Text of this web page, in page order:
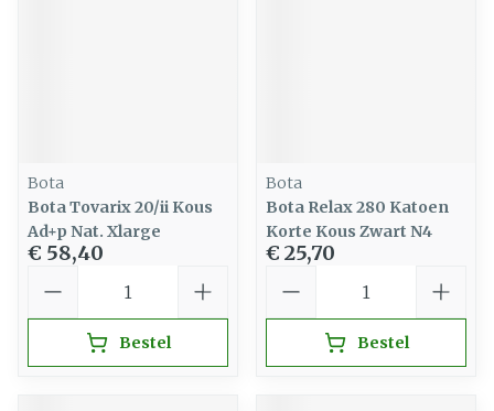
Bota
Bota Tovarix 20/ii Kous
Ad+p Nat. Xlarge
€ 58,40
Bestel
Bota
Bota Relax 280 Katoen
Korte Kous Zwart N4
€ 25,70
Bestel